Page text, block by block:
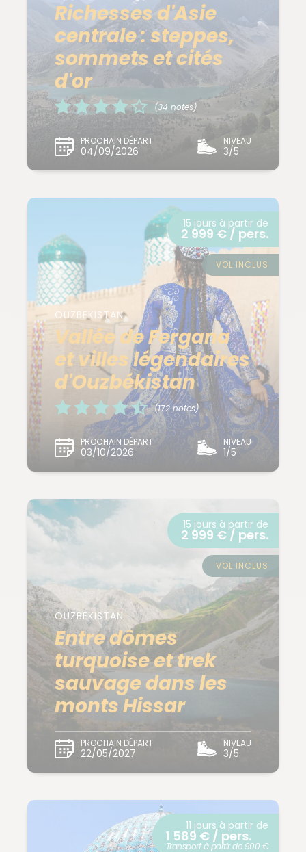
Richesses d'Asie
centrale : steppes,
sommets et cités
d'or
(34 notes)
PROCHAIN DÉPART
04/09/2026
NIVEAU
3/5
OUZBEKISTAN
Vallée de Fergana
et villes légendaires
d'Ouzbékistan
(172 notes)
PROCHAIN DÉPART
03/10/2026
NIVEAU
1/5
15 jours à partir de
2 999 € / pers.
VOL INCLUS
OUZBEKISTAN
Entre dômes
turquoise et trek
sauvage dans les
monts Hissar
PROCHAIN DÉPART
22/05/2027
NIVEAU
3/5
15 jours à partir de
2 999 € / pers.
VOL INCLUS
11 jours à partir de
1 589 € / pers.
Transport à partir de 900 €